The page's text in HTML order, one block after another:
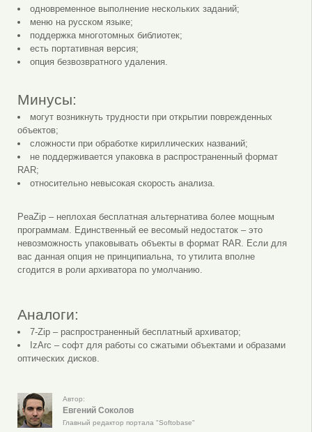
одновременное выполнение нескольких заданий;
меню на русском языке;
поддержка многотомных библиотек;
есть портативная версия;
опция безвозвратного удаления.
Минусы:
могут возникнуть трудности при открытии поврежденных
объектов;
сложности при обработке кириллических названий;
не поддерживается упаковка в распространенный формат
RAR;
относительно невысокая скорость анализа.
PeaZip – неплохая бесплатная альтернатива более мощным
программам. Единственный ее весомый недостаток – это
невозможность упаковывать объекты в формат RAR. Если для
вас данная опция не принципиальна, то утилита вполне
сгодится в роли архиватора по умолчанию.
Аналоги:
7-Zip – распространенный бесплатный архиватор;
IzArc – софт для работы со сжатыми объектами и образами
оптических дисков.
Автор:
Евгений Соколов
Главный редактор портала "Softobase"